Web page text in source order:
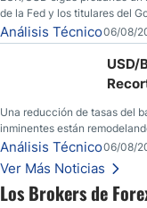
Los Brokers de
de la Fed y los titulares del
convicción real.
Análisis Técnico06/08/
USD/
Una reducción de tasas del
inminentes están
Una reducción de tasas por
inminentes están
Esto es lo que los traders
Análisis Técnico06/08/
Ver Más Noticias